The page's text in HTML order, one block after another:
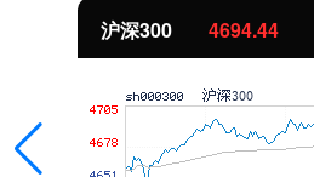
沪深300 4694.44